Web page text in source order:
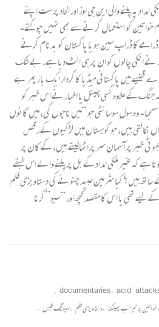
پہ پلنے والی این جی اوز اور الحاد پرست اپنے
کو استعمال کرنے سےبھی نہیں چوکتے۔
کا ڈراپ سین ہو یا پاکستان کو بدنام کرنے
نے انکی چالوں کو ان پر ہی الٹ دیا ہے، بے شک
قضیے میں پاکستانی میڈیا کا کردار ایک بار پھر بے
کے علاوہ کسی چینل یا اخبار نے اس خبر کو
وہ سول سوسائٹی جو “میں ناچوں گی، میں گائوں
ہیں، جو کوہستان میں لڑکیوں کے رقص
خبر پر آسمان سر پر اٹھالیتے ہیں، کے کان پر
ہے کہ غیر ملکی امداد کے بل پر پلنے والے اس طبقے
ساتھ ہیں؟ کیا شرمین عبید چنوئے کی دستاویزی فلم
تھی یا اس کا مقصد کچھ اور “سیو” کرنا
acid
,
documentaries
,
,خواتین پر تیزاب پھینکنا ,دستاویزی فلم ,سیونگ فیس ,